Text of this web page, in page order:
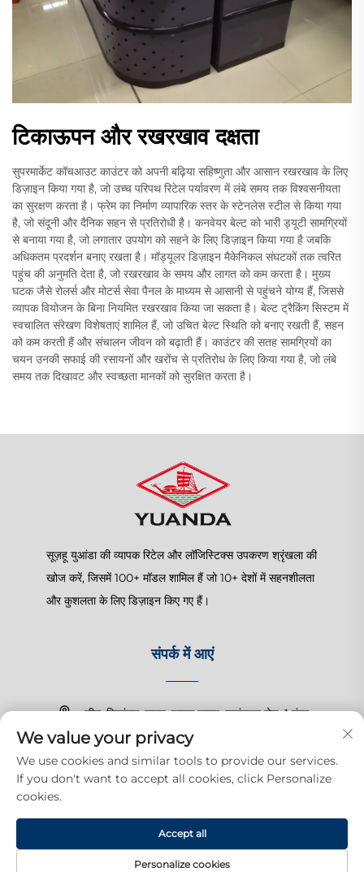
टिकाऊपन और रखरखाव दक्षता
सुपरमार्केट कॉचआउट काउंटर को अपनी बढ़िया सहिष्णुता और आसान रखरखाव के लिए
डिज़ाइन किया गया है, जो उच्च परिपथ रिटेल पर्यावरण में लंबे समय तक विश्वसनीयता
का सुरक्षण करता है। फ्रेम का निर्माण व्यापारिक स्तर के स्टेनलेस स्टील से किया गया
है, जो संदूनी और दैनिक सहन से प्रतिरोधी है। कनवेयर बेल्ट को भारी ड्यूटी सामग्रियों
से बनाया गया है, जो लगातार उपयोग को सहने के लिए डिज़ाइन किया गया है जबकि
अधिकतम प्रदर्शन बनाए रखता है। मॉड्यूलर डिज़ाइन मैकेनिकल संघटकों तक त्वरित
पहुंच की अनुमति देता है, जो रखरखाव के समय और लागत को कम करता है। मुख्य
घटक जैसे रोलर्स और मोटर्स सेवा पैनल के माध्यम से आसानी से पहुंचने योग्य हैं, जिससे
व्यापक वियोजन के बिना नियमित रखरखाव किया जा सकता है। बेल्ट ट्रैकिंग सिस्टम में
स्वचालित संरेखण विशेषताएं शामिल हैं, जो उचित बेल्ट स्थिति को बनाए रखती हैं, सहन
को कम करती हैं और संचालन जीवन को बढ़ाती हैं। काउंटर की सतह सामग्रियों का
चयन उनकी सफाई की रसायनों और खरोंच से प्रतिरोध के लिए किया गया है, जो लंबे
समय तक दिखावट और स्वच्छता मानकों को सुरक्षित करता है।
सूज़हू युआंडा की व्यापक रिटेल और लॉजिस्टिक्स उपकरण श्रृंखला की
खोज करें, जिसमें 100+ मॉडल शामिल हैं जो 10+ देशों में सहनशीलता
और कुशलता के लिए डिज़ाइन किए गए हैं।
संपर्क में आएं
चीन, जियांगसू, सूज़हू, शानघु टाउन, ज़हांगचुन रोड, 1 नंबर
+86-15150179453
[email protected]
अधिकार © 2025 सूज़हू युआंदा व्यापारिक उत्पादन कंपनी, लिमिटेड। सभी अधिकार सुरक्षित
गोपनीयता नीति
We value your privacy
We use cookies and similar tools to provide our services.
If you don't want to accept all cookies, click Personalize
cookies.
Personalize cookies
Accept all